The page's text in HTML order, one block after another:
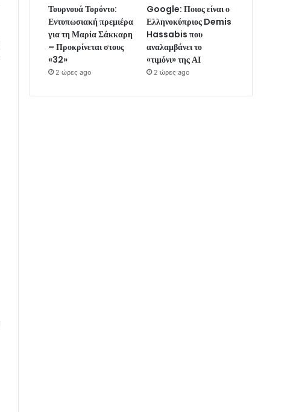
Τουρνουά Τορόντο:
Εντυπωσιακή πρεμιέρα
για τη Μαρία Σάκκαρη
– Προκρίνεται στους
«32»
2 ώρες ago
Google: Ποιος είναι ο
Ελληνοκύπριος Demis
Hassabis που
αναλαμβάνει το
«τιμόνι» της ΑΙ
2 ώρες ago